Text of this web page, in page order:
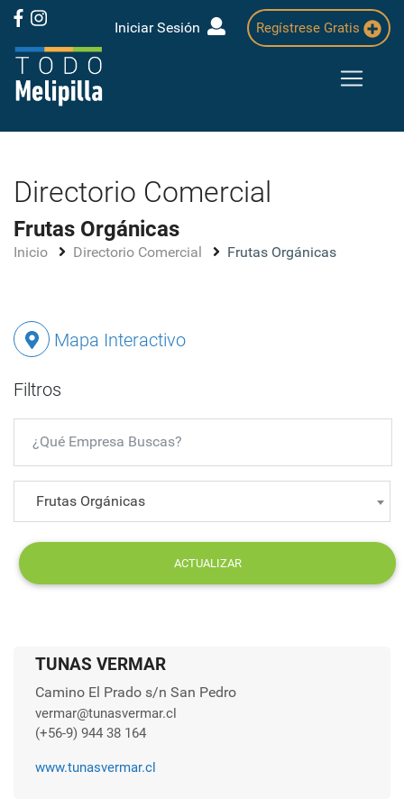
Iniciar Sesión Regístrese Gratis
Directorio Comercial
Frutas Orgánicas
Inicio Directorio Comercial Frutas Orgánicas
Mapa Interactivo
Filtros
Frutas Orgánicas
ACTUALIZAR
TUNAS VERMAR
Camino El Prado s/n San Pedro
vermar@tunasvermar.cl
(+56-9) 944 38 164
www.tunasvermar.cl